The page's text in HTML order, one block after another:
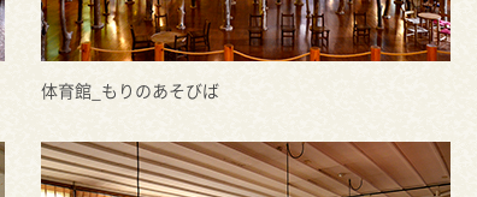
体育館_もりのあそびば